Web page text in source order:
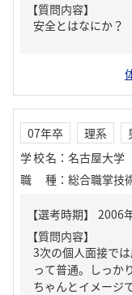
【質問内容】
安全とはなにか？
07年卒 理系
学校名 ： 名古屋大学
職種 ： 総合職掌技
【質問内容】
3次の個人面接で
って普通。しっか
ちゃんとイメージ